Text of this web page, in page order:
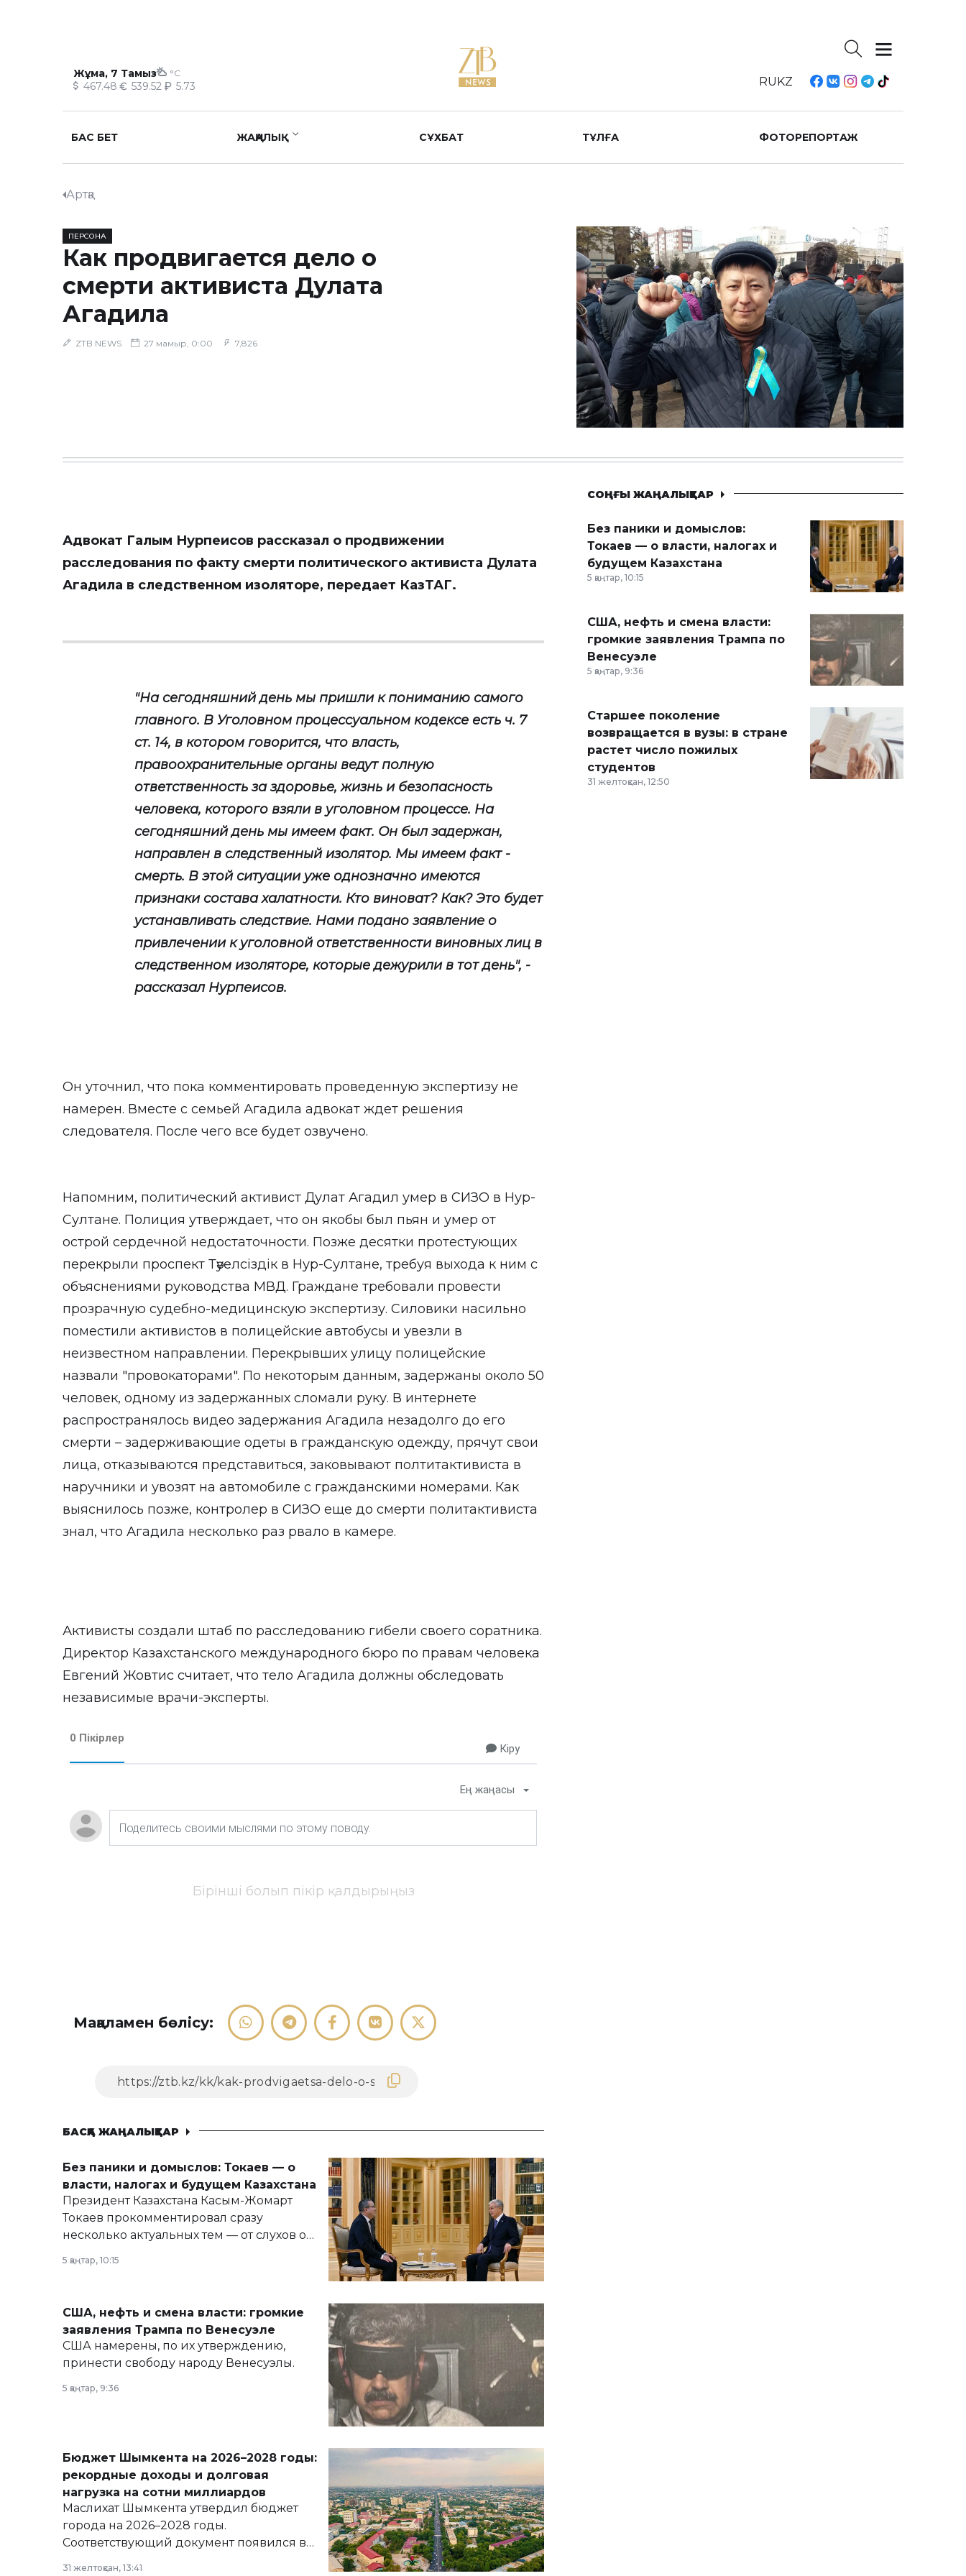
Жұма, 7 Тамыз °C
467.48 539.52 5.73 RUKZ
БАС БЕТ ЖАҢАЛЫҚ СҰХБАТ ТҰЛҒА ФОТОРЕПОРТАЖ
Артқа
ПЕРСОНА
Как продвигается дело о
смерти активиста Дулата
Агадила
ZTB NEWS 27 мамыр, 0:00 7,826
Адвокат Галым Нурпеисов рассказал о продвижении
расследования по факту смерти политического активиста Дулата
Агадила в следственном изоляторе, передает КазТАГ.
"На сегодняшний день мы пришли к пониманию самого
главного. В Уголовном процессуальном кодексе есть ч. 7
ст. 14, в котором говорится, что власть,
правоохранительные органы ведут полную
ответственность за здоровье, жизнь и безопасность
человека, которого взяли в уголовном процессе. На
сегодняшний день мы имеем факт. Он был задержан,
направлен в следственный изолятор. Мы имеем факт -
смерть. В этой ситуации уже однозначно имеются
признаки состава халатности. Кто виноват? Как? Это будет
устанавливать следствие. Нами подано заявление о
привлечении к уголовной ответственности виновных лиц в
следственном изоляторе, которые дежурили в тот день", -
рассказал Нурпеисов.
Он уточнил, что пока комментировать проведенную экспертизу не
намерен. Вместе с семьей Агадила адвокат ждет решения
следователя. После чего все будет озвучено.
Напомним, политический активист Дулат Агадил умер в СИЗО в Нур-
Султане. Полиция утверждает, что он якобы был пьян и умер от
острой сердечной недостаточности. Позже десятки протестующих
перекрыли проспект Тәуелсіздік в Нур-Султане, требуя выхода к ним с
объяснениями руководства МВД. Граждане требовали провести
прозрачную судебно-медицинскую экспертизу. Силовики насильно
поместили активистов в полицейские автобусы и увезли в
неизвестном направлении. Перекрывших улицу полицейские
назвали "провокаторами". По некоторым данным, задержаны около 50
человек, одному из задержанных сломали руку. В интернете
распространялось видео задержания Агадила незадолго до его
смерти – задерживающие одеты в гражданскую одежду, прячут свои
лица, отказываются представиться, заковывают полтитактивиста в
наручники и увозят на автомобиле с гражданскими номерами. Как
выяснилось позже, контролер в СИЗО еще до смерти политактивиста
знал, что Агадила несколько раз рвало в камере.
Активисты создали штаб по расследованию гибели своего соратника.
Директор Казахстанского международного бюро по правам человека
Евгений Жовтис считает, что тело Агадила должны обследовать
независимые врачи-эксперты.
0 Пікірлер
Кіру
Ең жаңасы
Бірінші болып пікір қалдырыңыз
Мақаламен бөлісу:
БАСҚА ЖАҢАЛЫҚТАР
Без паники и домыслов: Токаев — о
власти, налогах и будущем Казахстана
Президент Казахстана Касым-Жомарт
Токаев прокомментировал сразу
несколько актуальных тем — от слухов о
армии, экономики и личного здоровья.
5 қаңтар, 10:15
США, нефть и смена власти: громкие
заявления Трампа по Венесуэле
США намерены, по их утверждению,
принести свободу народу Венесуэлы.
5 қаңтар, 9:36
Бюджет Шымкента на 2026–2028 годы:
рекордные доходы и долговая
нагрузка на сотни миллиардов
Маслихат Шымкента утвердил бюджет
города на 2026–2028 годы.
Соответствующий документ появился в
31 желтоқсан, 13:41
СОҢҒЫ ЖАҢАЛЫҚТАР
Без паники и домыслов:
Токаев — о власти, налогах и
будущем Казахстана
5 қаңтар, 10:15
США, нефть и смена власти:
громкие заявления Трампа по
Венесуэле
5 қаңтар, 9:36
Старшее поколение
возвращается в вузы: в стране
растет число пожилых
студентов
31 желтоқсан, 12:50